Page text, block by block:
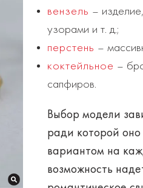
вензель –
узорами и т. д.;
перстень –
коктейльное –
сапфиров.
Выбор модели
ради которой
вариантом на
возможность